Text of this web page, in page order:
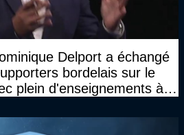
Delport a échangé
bordelais sur le
plein d'enseignements à la